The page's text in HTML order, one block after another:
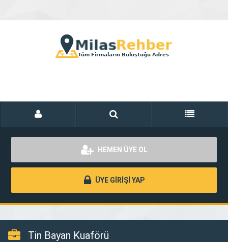
HEMEN ÜYE OL
ÜYE GİRİŞİ YAP
Tin Bayan Kuaförü